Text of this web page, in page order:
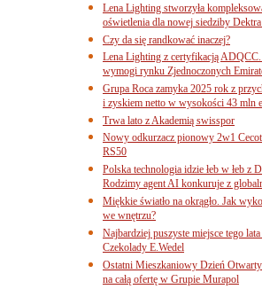
Lena Lighting stworzyła
oświetlenia dla nowej siedziby
Czy da się randkować inaczej?
Lena Lighting z certyfikacją
wymogi rynku Zjednoczonych
Grupa Roca zamyka 2025 rok z
i zyskiem netto w wysokości 43 mln
Trwa lato z Akademią swisspor
Nowy odkurzacz pionowy 2w1
RS50
Polska technologia idzie łeb w łeb z
Rodzimy agent AI konkuruje z
Miękkie światło na okrągło. Jak
we wnętrzu?
Najbardziej puszyste miejsce tego
Czekolady E.Wedel
Ostatni Mieszkaniowy Dzień
na całą ofertę w Grupie Murapol